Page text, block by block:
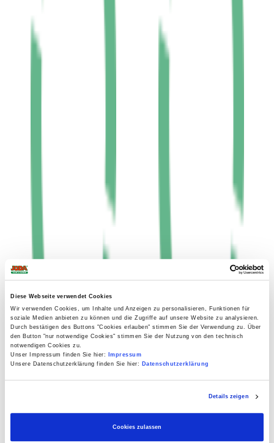
Diese Webseite verwendet Cookies
Wir verwenden Cookies, um Inhalte und Anzeigen zu personalisieren, Funktionen für
soziale Medien anbieten zu können und die Zugriffe auf unsere Website zu analysieren.
Durch bestätigen des Buttons "Cookies erlauben" stimmen Sie der Verwendung zu. Über
den Button "nur notwendige Cookies" stimmen Sie der Nutzung von den technisch
notwendigen Cookies zu.
Unser Impressum finden Sie hier:
Impressum
Unsere Datenschutzerklärung finden Sie hier:
Datenschutzerklärung
Details zeigen
Cookies zulassen